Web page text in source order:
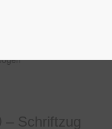
– Schriftzug